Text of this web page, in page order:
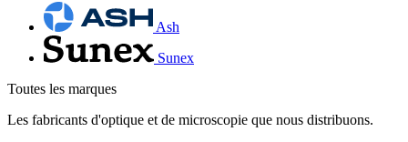
Ash
Sunex
Toutes les marques
Les fabricants d'optique et de microscopie que nous distribuons.